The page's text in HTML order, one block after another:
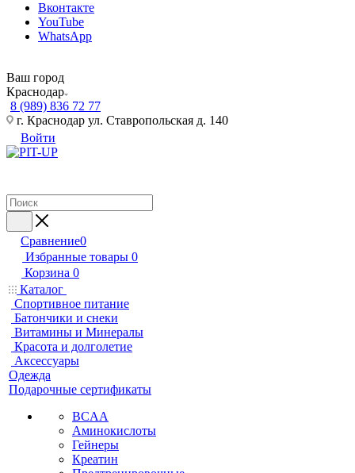
Вконтакте
YouTube
WhatsApp
Ваш город
Краснодар
8 (989) 836 72 77
г. Краснодар ул. Ставропольская д. 140
Войти
Сравнение0
Избранные товары 0
Корзина 0
Каталог
Спортивное питание
Батончики и снеки
Витамины и Минералы
Красота и долголетие
Аксессуары
Одежда
Подарочные сертификаты
BCAA
Аминокислоты
Гейнеры
Креатин